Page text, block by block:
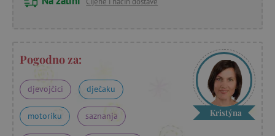
Pogodno za:
djevojčici dječaku
motoriku saznanja Kristýna